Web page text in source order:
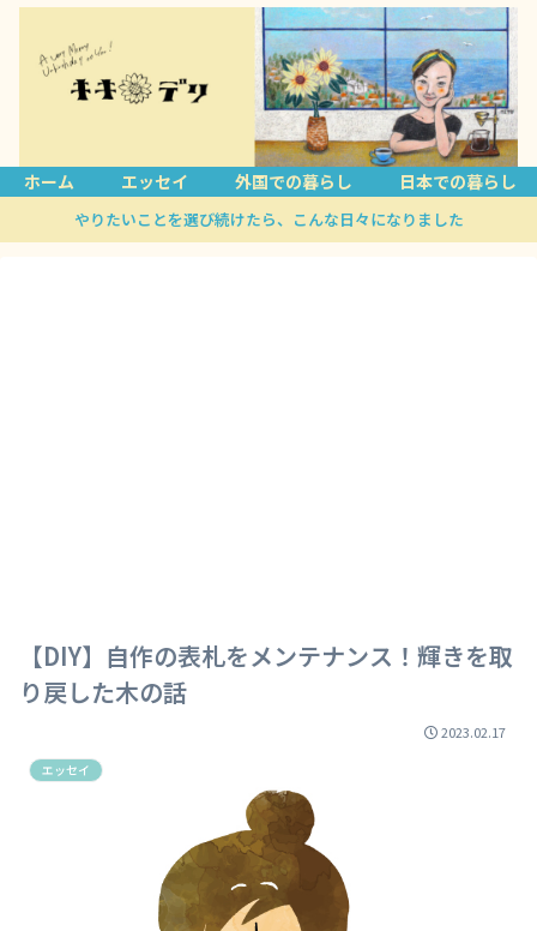
ホーム エッセイ 外国での暮らし 日本での暮らし
やりたいことを選び続けたら、こんな日々になりました
【DIY】自作の表札をメンテナンス！輝きを取
り戻した木の話
2023.02.17
エッセイ